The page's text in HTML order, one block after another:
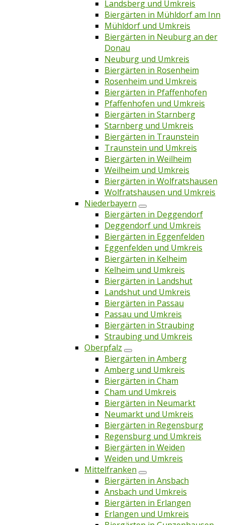
Landsberg und Umkreis
Biergärten in Mühldorf am Inn
Mühldorf und Umkreis
Biergärten in Neuburg an der
Donau
Neuburg und Umkreis
Biergärten in Rosenheim
Rosenheim und Umkreis
Biergärten in Pfaffenhofen
Pfaffenhofen und Umkreis
Biergärten in Starnberg
Starnberg und Umkreis
Biergärten in Traunstein
Traunstein und Umkreis
Biergärten in Weilheim
Weilheim und Umkreis
Biergärten in Wolfratshausen
Wolfratshausen und Umkreis
Niederbayern
Biergärten in Deggendorf
Deggendorf und Umkreis
Biergärten in Eggenfelden
Eggenfelden und Umkreis
Biergärten in Kelheim
Kelheim und Umkreis
Biergärten in Landshut
Landshut und Umkreis
Biergärten in Passau
Passau und Umkreis
Biergärten in Straubing
Straubing und Umkreis
Oberpfalz
Biergärten in Amberg
Amberg und Umkreis
Biergärten in Cham
Cham und Umkreis
Biergärten in Neumarkt
Neumarkt und Umkreis
Biergärten in Regensburg
Regensburg und Umkreis
Biergärten in Weiden
Weiden und Umkreis
Mittelfranken
Biergärten in Ansbach
Ansbach und Umkreis
Biergärten in Erlangen
Erlangen und Umkreis